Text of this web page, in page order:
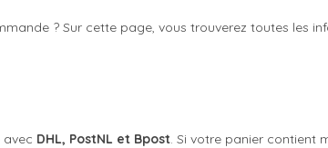
? Sur cette page, vous trouverez toutes les
DHL, PostNL et Bpost. Si votre panier contient